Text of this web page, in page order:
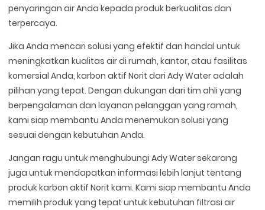
penyaringan air Anda kepada produk berkualitas dan
terpercaya.
Jika Anda mencari solusi yang efektif dan handal untuk
meningkatkan kualitas air di rumah, kantor, atau fasilitas
komersial Anda, karbon aktif Norit dari Ady Water adalah
pilihan yang tepat. Dengan dukungan dari tim ahli yang
berpengalaman dan layanan pelanggan yang ramah,
kami siap membantu Anda menemukan solusi yang
sesuai dengan kebutuhan Anda.
Jangan ragu untuk menghubungi Ady Water sekarang
juga untuk mendapatkan informasi lebih lanjut tentang
produk karbon aktif Norit kami. Kami siap membantu Anda
memilih produk yang tepat untuk kebutuhan filtrasi air